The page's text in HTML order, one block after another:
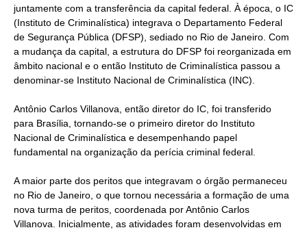
juntamente com a transferência da capital federal. À época, o IC
(Instituto de Criminalística) integrava o Departamento Federal
de Segurança Pública (DFSP), sediado no Rio de Janeiro. Com
a mudança da capital, a estrutura do DFSP foi reorganizada em
âmbito nacional e o então Instituto de Criminalística passou a
denominar-se Instituto Nacional de Criminalística (INC).
Antônio Carlos Villanova, então diretor do IC, foi transferido
para Brasília, tornando-se o primeiro diretor do Instituto
Nacional de Criminalística e desempenhando papel
fundamental na organização da perícia criminal federal.
A maior parte dos peritos que integravam o órgão permaneceu
no Rio de Janeiro, o que tornou necessária a formação de uma
nova turma de peritos, coordenada por Antônio Carlos
Villanova. Inicialmente, as atividades foram desenvolvidas em